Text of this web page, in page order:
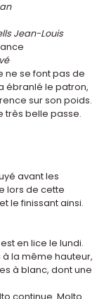
Jean-Louis
ne se font pas de
ébranlé le patron,
sur son poids.
très belle passe.
avant les
lors de cette
le finissant ainsi.
en lice le lundi.
à la même hauteur,
à blanc, dont une